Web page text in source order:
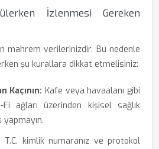
İzlenmesi Gereken
mahrem verilerinizdir. Bu nedenle
şu kurallara dikkat etmelisiniz:
Kaçının: Kafe veya havaalanı gibi
Fi ağları üzerinden kişisel sağlık
yapmayın.
T.C. kimlik numaranız ve protokol